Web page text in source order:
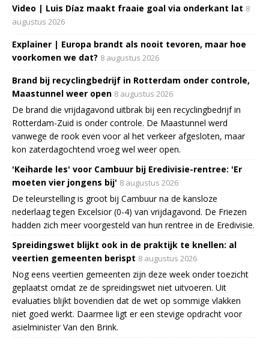
Video | Luis Díaz maakt fraaie goal via onderkant lat 8
augustus 2026
Explainer | Europa brandt als nooit tevoren, maar hoe
voorkomen we dat? 8 augustus 2026
Brand bij recyclingbedrijf in Rotterdam onder controle,
Maastunnel weer open 8 augustus 2026
De brand die vrijdagavond uitbrak bij een recyclingbedrijf in
Rotterdam-Zuid is onder controle. De Maastunnel werd
vanwege de rook even voor al het verkeer afgesloten, maar
kon zaterdagochtend vroeg wel weer open.
'Keiharde les' voor Cambuur bij Eredivisie-rentree: 'Er
moeten vier jongens bij' 8 augustus 2026
De teleurstelling is groot bij Cambuur na de kansloze
nederlaag tegen Excelsior (0-4) van vrijdagavond. De Friezen
hadden zich meer voorgesteld van hun rentree in de Eredivisie.
Spreidingswet blijkt ook in de praktijk te knellen: al
veertien gemeenten berispt 8 augustus 2026
Nog eens veertien gemeenten zijn deze week onder toezicht
geplaatst omdat ze de spreidingswet niet uitvoeren. Uit
evaluaties blijkt bovendien dat de wet op sommige vlakken
niet goed werkt. Daarmee ligt er een stevige opdracht voor
asielminister Van den Brink.